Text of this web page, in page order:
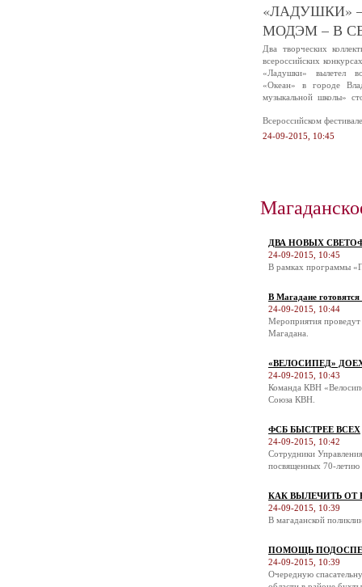
«ЛАДУШКИ»
МОДЭМ – В
Два творческих
всероссийских
«Ладушки» вылетел
«Океан» в городе
музыкальной школы»
Всероссийском
24-09-2015, 10:45
ДВА НОВЫХ
24-09-2015, 10:45
В рамках программы
В Магадане
24-09-2015, 10:44
Мероприятия
Магадана.
«ВЕЛОСИПЕД»
24-09-2015, 10:43
Команда КВН
Союза КВН.
ФСБ БЫСТРЕЕ ВСЕХ
24-09-2015, 10:42
Сотрудники
посвященных 70-летию
КАК ВЫЛЕЧИТЬ ОТ
24-09-2015, 10:39
В магаданской
ПОМОЩЬ
24-09-2015, 10:39
Очередную